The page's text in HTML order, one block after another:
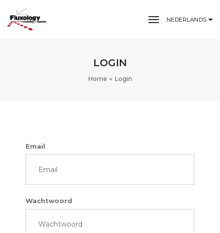
toggleNEDERLANDS
LOGIN
Home Login
Email
Wachtwoord